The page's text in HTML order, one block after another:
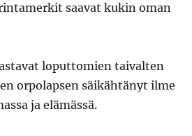
saavat kukin oman
loputtomien taivalten
orpolapsen säikähtänyt ilme
ja elämässä.